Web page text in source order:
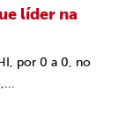
líder na
por 0 a 0, no